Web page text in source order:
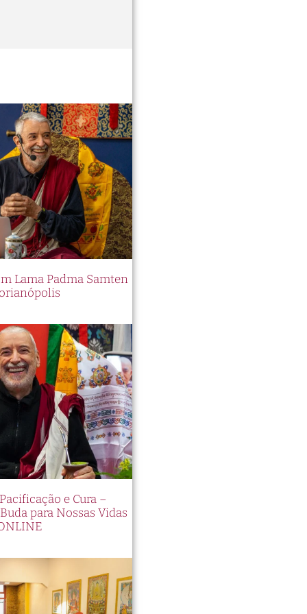
Lama Padma Samten
e Cura –
para Nossas Vidas